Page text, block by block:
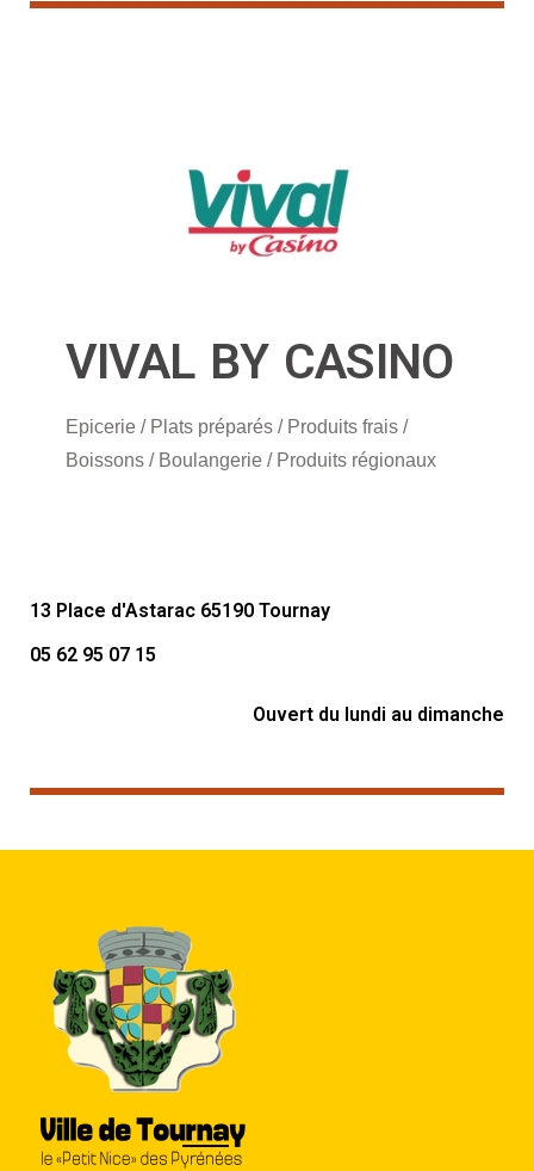
VIVAL BY CASINO
Epicerie / Plats préparés / Produits frais /
Boissons / Boulangerie / Produits régionaux
13 Place d'Astarac 65190 Tournay
05 62 95 07 15
Ouvert du lundi au dimanche